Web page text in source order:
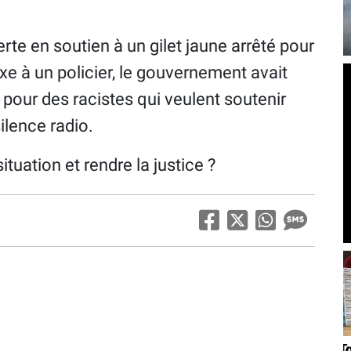
en soutien à un gilet jaune arrêté pour
à un policier, le gouvernement avait
des racistes qui veulent soutenir
radio.
et rendre la justice ?